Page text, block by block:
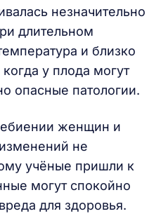
незначительно
длительном
и близко
у плода могут
опасные патологии.
женщин и
не
учёные пришли к
могут спокойно
для здоровья.